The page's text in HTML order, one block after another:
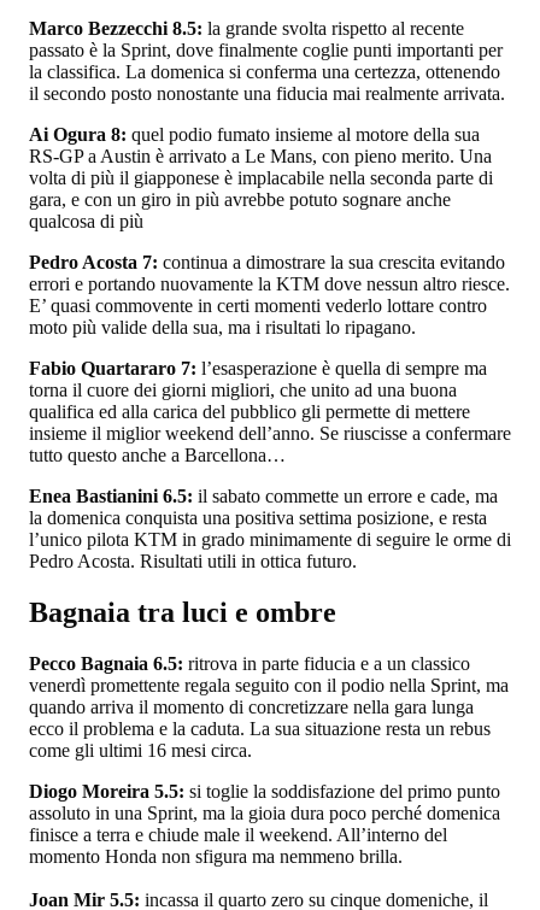
Marco Bezzecchi 8.5: la grande svolta rispetto al recente
passato è la Sprint, dove finalmente coglie punti importanti per
la classifica. La domenica si conferma una certezza, ottenendo
il secondo posto nonostante una fiducia mai realmente arrivata.
Ai Ogura 8: quel podio fumato insieme al motore della sua
RS-GP a Austin è arrivato a Le Mans, con pieno merito. Una
volta di più il giapponese è implacabile nella seconda parte di
gara, e con un giro in più avrebbe potuto sognare anche
qualcosa di più
Pedro Acosta 7: continua a dimostrare la sua crescita evitando
errori e portando nuovamente la KTM dove nessun altro riesce.
E’ quasi commovente in certi momenti vederlo lottare contro
moto più valide della sua, ma i risultati lo ripagano.
Fabio Quartararo 7: l’esasperazione è quella di sempre ma
torna il cuore dei giorni migliori, che unito ad una buona
qualifica ed alla carica del pubblico gli permette di mettere
insieme il miglior weekend dell’anno. Se riuscisse a confermare
tutto questo anche a Barcellona…
Enea Bastianini 6.5: il sabato commette un errore e cade, ma
la domenica conquista una positiva settima posizione, e resta
l’unico pilota KTM in grado minimamente di seguire le orme di
Pedro Acosta. Risultati utili in ottica futuro.
Bagnaia tra luci e ombre
Pecco Bagnaia 6.5: ritrova in parte fiducia e a un classico
venerdì promettente regala seguito con il podio nella Sprint, ma
quando arriva il momento di concretizzare nella gara lunga
ecco il problema e la caduta. La sua situazione resta un rebus
come gli ultimi 16 mesi circa.
Diogo Moreira 5.5: si toglie la soddisfazione del primo punto
assoluto in una Sprint, ma la gioia dura poco perché domenica
finisce a terra e chiude male il weekend. All’interno del
momento Honda non sfigura ma nemmeno brilla.
Joan Mir 5.5: incassa il quarto zero su cinque domeniche, il